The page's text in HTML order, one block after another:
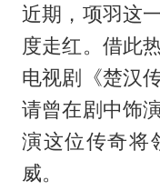
近期，项羽这
度走红。借此
电视剧《楚汉
请曾在剧中饰
演这位传奇将
威。